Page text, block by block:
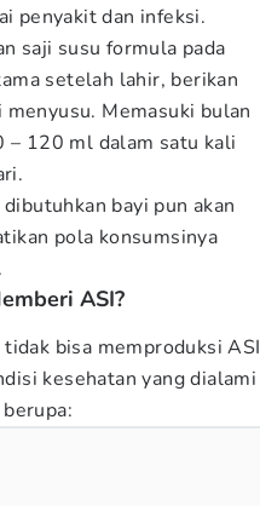
penyakit dan infeksi.
saji susu formula pada
setelah lahir, berikan
Memasuki bulan
– 120 ml dalam satu kali
bayi pun akan
pola konsumsinya
ASI?
bisa memproduksi ASI
kesehatan yang dialami